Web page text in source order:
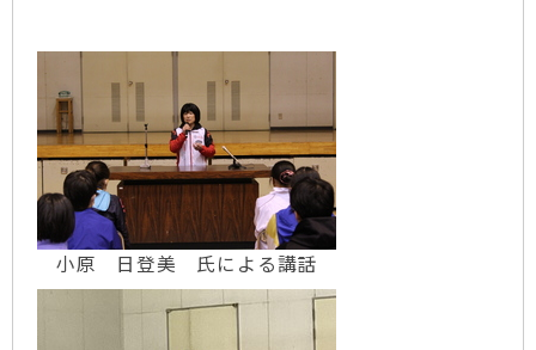
小原 日登美 氏による講話